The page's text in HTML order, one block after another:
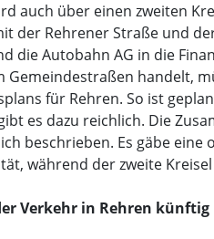
auch über einen zweiten
der Rehrener Straße und
die Autobahn AG in die
Gemeindestraßen handelt,
für Rehren. So ist
es dazu reichlich. Die
beschrieben. Es gäbe
während der zweite
Verkehr in Rehren